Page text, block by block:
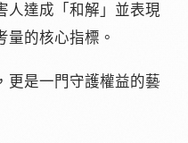
人達成「和解」並表現
量的核心指標。
更是一門守護權益的藝